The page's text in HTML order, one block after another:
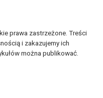
prawa zastrzeżone. Treści
i zakazujemy ich
można publikować.